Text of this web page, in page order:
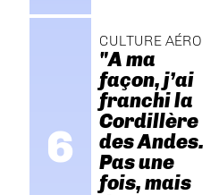
CULTURE AÉRO
"A ma
façon, j’ai
franchi la
Cordillère
des Andes.
Pas une
fois, mais